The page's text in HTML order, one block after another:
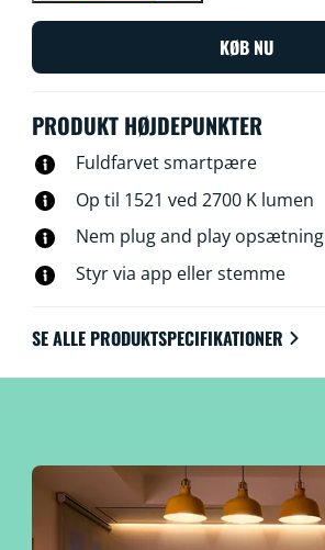
KØB NU
PRODUKT HØJDEPUNKTER
Fuldfarvet smartpære
Op til 1521 ved 2700 K lumen
Nem plug and play opsætning
Styr via app eller stemme
SE ALLE PRODUKTSPECIFIKATIONER